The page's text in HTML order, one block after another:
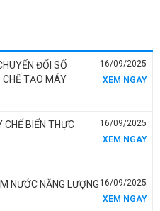
ĐỔI SỐ
CHẾ TẠO MÁY
16/09/2025
XEM NGAY
CHẾ BIẾN THỰC
16/09/2025
XEM NGAY
NƯỚC NĂNG LƯỢNG 16/09/2025
XEM NGAY